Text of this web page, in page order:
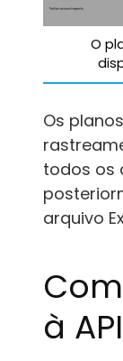
O
Os
todos os
arquivo
à